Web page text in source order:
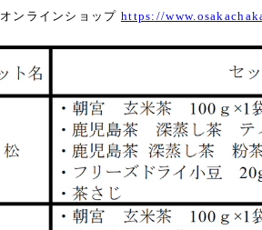
ンラインショップ https://